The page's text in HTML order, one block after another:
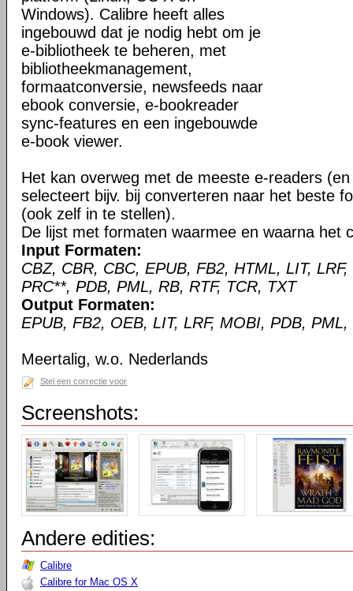
Windows). Calibre heeft alles
ingebouwd dat je nodig hebt om je
e-bibliotheek te beheren, met
bibliotheekmanagement,
formaatconversie, newsfeeds naar
ebook conversie, e-bookreader
sync-features en een ingebouwde
e-book viewer.
Het kan overweg met de meeste e-readers
selecteert bijv. bij converteren naar het beste
(ook zelf in te stellen).
De lijst met formaten waarmee en waarna het
Input Formaten:
CBZ, CBR, CBC, EPUB, FB2, HTML, LIT,
PRC**, PDB, PML, RB, RTF, TCR, TXT
Output Formaten:
EPUB, FB2, OEB, LIT, LRF, MOBI, PDB,
Meertalig, w.o. Nederlands
Stel een correctie voor
Screenshots:
Andere edities:
Calibre
Calibre for Mac OS X